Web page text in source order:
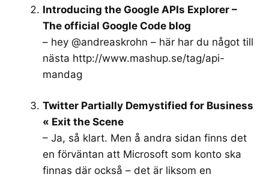
Introducing the Google APIs Explorer –
The official Google Code blog
– hey @andreaskrohn – här har du något till
nästa http://www.mashup.se/tag/api-
mandag
Twitter Partially Demystified for Business
« Exit the Scene
– Ja, så klart. Men å andra sidan finns det
en förväntan att Microsoft som konto ska
finnas där också – det är liksom en